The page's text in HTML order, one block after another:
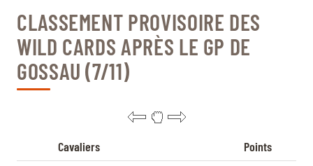
CLASSEMENT PROVISOIRE DES
WILD CARDS APRÈS LE GP DE
GOSSAU (7/11)
Cavaliers
Points